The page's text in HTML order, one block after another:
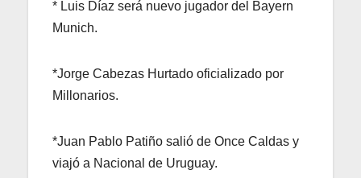
* Luis Díaz será nuevo jugador del Bayern
Munich.
*Jorge Cabezas Hurtado oficializado por
Millonarios.
*Juan Pablo Patiño salió de Once Caldas y
viajó a Nacional de Uruguay.